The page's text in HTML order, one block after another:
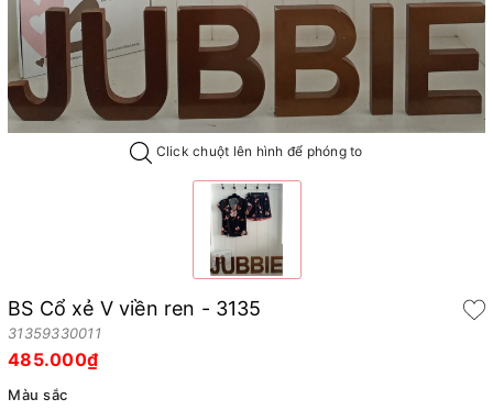
Click chuột lên hình để phóng to
BS Cổ xẻ V viền ren - 3135
31359330011
485.000₫
Màu sắc